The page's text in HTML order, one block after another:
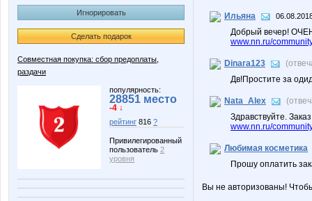
Игнорировать
Сделать подарок
Совместная покупка: сбор предоплаты,
раздачи
популярность:
28851 место
-4 ↓
рейтинг 816 ?
Привилегированный
пользователь 2
уровня
Ильяна
Добрый вечер!
www.nn.ru/
Dinara123
Дв!Простите за
Nata_Alex
Здравствуйте.
www.nn.ru/
Любимая косметика
Прошу оплатить
Вы не авторизованы!